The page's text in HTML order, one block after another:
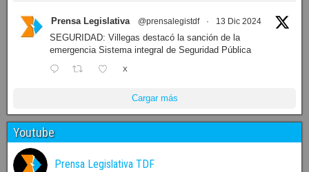
Prensa Legislativa @prensalegistdf · 13 Dic 2024
SEGURIDAD: Villegas destacó la sanción de la
emergencia Sistema integral de Seguridad Pública
X
Cargar más
Youtube
Prensa Legislativa TDF